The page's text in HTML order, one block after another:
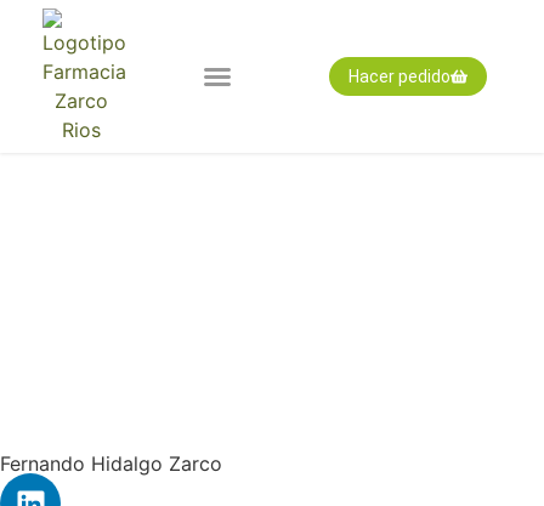
Hacer pedido
Fernando Hidalgo Zarco